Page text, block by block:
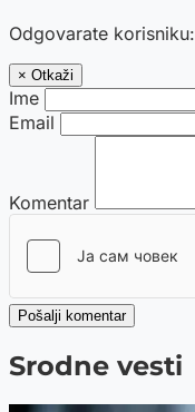
Odgovarate korisniku:
× Otkaži
Ime
Email
Komentar
Pošalji komentar
Srodne vesti